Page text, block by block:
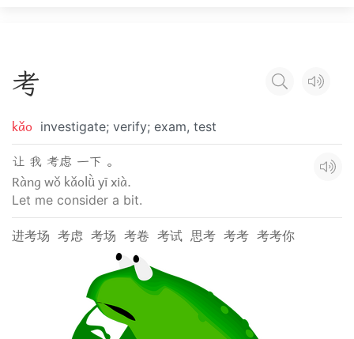
考
kǎo investigate; verify; exam, test
让 我 考虑 一下 。
Ràng wǒ kǎolǜ yī xià.
Let me consider a bit.
进考场 考虑 考场 考卷 考试 思考 考考 考考你